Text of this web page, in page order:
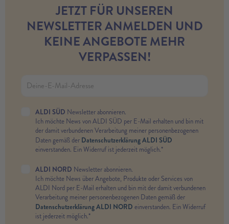
JETZT FÜR UNSEREN
NEWSLETTER ANMELDEN UND
KEINE ANGEBOTE MEHR
VERPASSEN!
ALDI SÜD Newsletter abonnieren.
Ich möchte News von ALDI SÜD per E-Mail erhalten und bin mit
der damit verbundenen Verarbeitung meiner personenbezogenen
Daten gemäß der Datenschutzerklärung ALDI SÜD
einverstanden. Ein Widerruf ist jederzeit möglich.*
ALDI NORD Newsletter abonnieren.
Ich möchte News über Angebote, Produkte oder Services von
ALDI Nord per E-Mail erhalten und bin mit der damit verbundenen
Verarbeitung meiner personenbezogenen Daten gemäß der
Datenschutzerklärung ALDI NORD einverstanden. Ein Widerruf
ist jederzeit möglich.*